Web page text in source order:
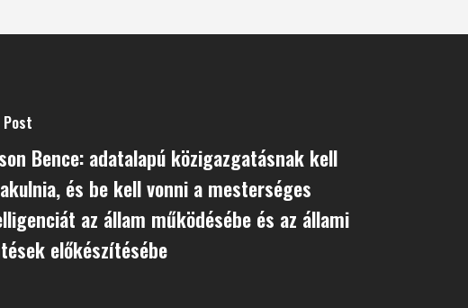
Post
Bence: adatalapú közigazgatásnak kell
és be kell vonni a mesterséges
az állam működésébe és az állami
előkészítésébe